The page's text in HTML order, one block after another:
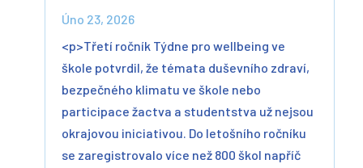
Úno 23, 2026
<p>Třetí ročník Týdne pro wellbeing ve
škole potvrdil, že témata duševního zdraví,
bezpečného klimatu ve škole nebo
participace žactva a studentstva už nejsou
okrajovou iniciativou. Do letošního ročníku
se zaregistrovalo více než 800 škol napříč